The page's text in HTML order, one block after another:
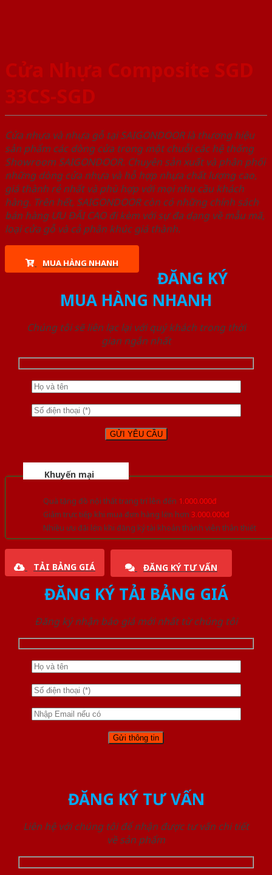
Cửa Nhựa Composite SGD
33CS-SGD
Cửa nhựa và nhựa gỗ tại SAIGONDOOR là thương hiệu
sản phẩm các dòng cửa trong một chuỗi các hệ thống
Showroom SAIGONDOOR. Chuyên sản xuất và phân phối
những dòng cửa nhựa và hỗ hợp nhựa chất lượng cao,
giá thành rẻ nhất và phù hợp với mọi nhu cầu khách
hàng. Trên hết, SAIGONDOOR còn có những chính sách
bán hàng ƯU ĐÃI CAO đi kèm với sự đa dạng về mẫu mã,
loại cửa gỗ và cả phân khúc giá thành.
MUA HÀNG NHANH
ĐĂNG KÝ
MUA HÀNG NHANH
Chúng tôi sẽ liên lạc lại với quý khách trong thời
gian ngắn nhất
Khuyến mại
Quà tặng đồ nội thất trang trí lên đến 1.000.000đ
Giảm trực tiếp khi mua đơn hàng lớn hơn 3.000.000đ
Nhiều ưu đãi lớn khi đăng ký tài khoản thành viên thân thiết
TẢI BẢNG GIÁ ĐĂNG KÝ TƯ VẤN
ĐĂNG KÝ TẢI BẢNG GIÁ
Đăng ký nhận báo giá mới nhất từ chúng tôi
ĐĂNG KÝ TƯ VẤN
Liên hệ với chúng tôi để nhận được tư vấn chi tiết
về sản phẩm